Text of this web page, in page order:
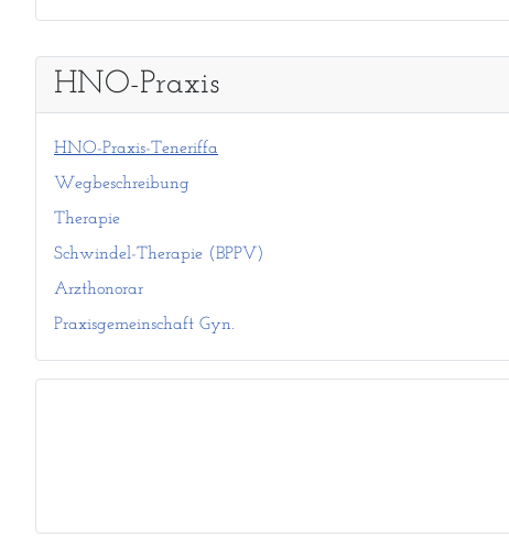
HNO-Praxis
HNO-Praxis-Teneriffa
Wegbeschreibung
Therapie
Schwindel-Therapie (BPPV)
Arzthonorar
Praxisgemeinschaft Gyn.